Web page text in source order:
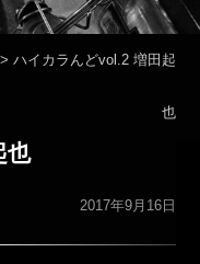
> ハイカラんどvol.2 増田起
也
也
2017年9月16日